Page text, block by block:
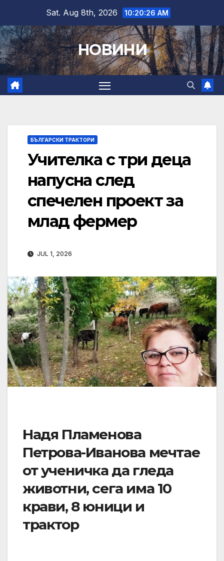
content
Sat. Aug 8th, 2026 10:20:27 AM
НОВИНИ
БЪЛГАРСКИ ТРАКТОРИ
Учителка с три деца
напусна след
спечелен проект за
млад фермер
JUL 1, 2026
Надя Пламенова
Петрова-Иванова мечтае
от ученичка да гледа
животни, сега има 10
крави, 8 юници и
трактор